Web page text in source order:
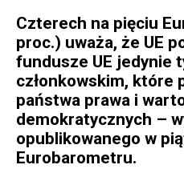
Czterech na pięciu
proc.) uważa, że UE
fundusze UE jedynie
członkowskim, które
państwa prawa i
demokratycznych –
opublikowanego w
Eurobarometru.